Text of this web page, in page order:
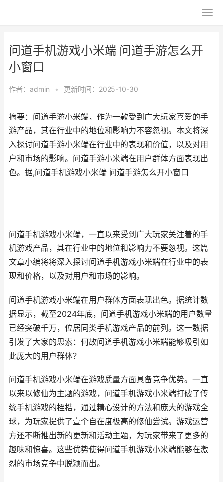
问道手机游戏小米端 问道手游怎么开
小窗口
作者： admin • 更新时间：2025-10-30
摘要：问道手游小米端，作为一款受到广大玩家喜爱的手
游产品，其在行业中的地位和影响力不容忽视。本文将深
入探讨问道手游小米端在行业中的表现和价值，以及对用
户和市场的影响。问道手游小米端在用户群体方面表现出
色。据,问道手机游戏小米端 问道手游怎么开小窗口
问道手机游戏小米端，一直以来受到广大玩家关注着的手
机游戏产品，其在行业中的地位和影响力不要忽视。这篇
文章小编将将深入探讨问道手机游戏小米端在行业中的表
现和价格，以及对用户和市场的影响。
问道手机游戏小米端在用户群体方面表现出色。据统计数
据显示，截至2024年底，问道手机游戏小米端的用户数量
已经突破千万，位居同类手机游戏产品的前列。这一数据
引发了大家的思索：何故问道手机游戏小米端能够吸引如
此庞大的用户群体？
问道手机游戏小米端在游戏质量方面具备竞争优势。一直
以来以修仙为主题的游戏，问道手机游戏小米端打破了传
统手机游戏的桎梏，通过精心设计的方法和庞大的游戏全
球，为玩家提供了壹个自在度极高的修仙尝试。游戏运营
方还不断推出新的更新和活动主题，为玩家带来了更多的
趣味和惊喜。这些优势使得问道手机游戏小米端能够在激
烈的市场竞争中脱颖而出。